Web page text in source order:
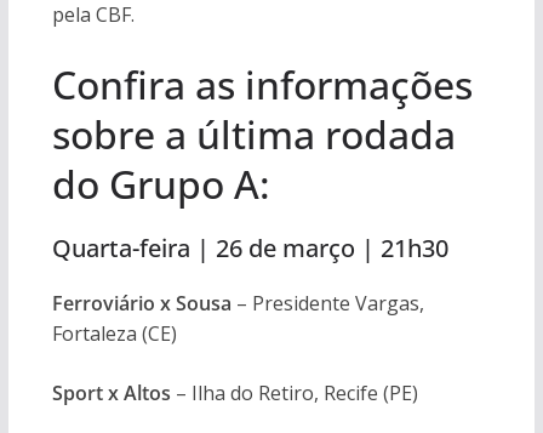
pela CBF.
Confira as informações
sobre a última rodada
do Grupo A:
Quarta-feira | 26 de março | 21h30
Ferroviário x Sousa – Presidente Vargas,
Fortaleza (CE)
Sport x Altos – Ilha do Retiro, Recife (PE)